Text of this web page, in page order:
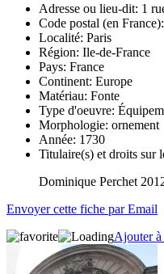
Adresse ou lieu-dit: 1
Code postal (en France):
Localité: Paris
Région: Ile-de-France
Pays: France
Continent: Europe
Matériau: Fonte
Type d'oeuvre:
Morphologie: ornement
Année: 1730
Titulaire(s) et droits sur
Dominique Perchet
Envoyer cette fiche par Email
Ajouter à